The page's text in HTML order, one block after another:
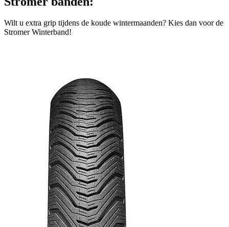
Wilt u extra grip tijdens de koude wintermaanden? Kies dan voor de
Stromer Winterband!